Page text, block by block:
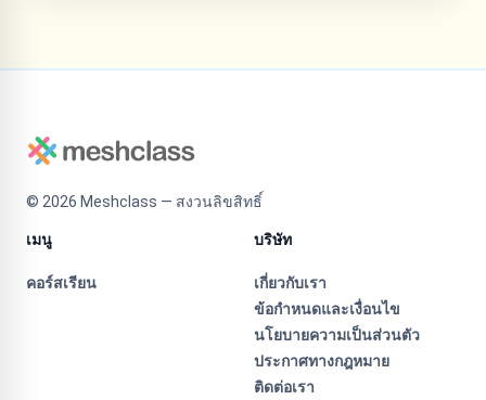
© 2026 Meshclass — สงวนลิขสิทธิ์
เมนู
คอร์สเรียน
บริษัท
เกี่ยวกับเรา
ข้อกำหนดและเงื่อนไข
นโยบายความเป็นส่วนตัว
ประกาศทางกฎหมาย
ติดต่อเรา